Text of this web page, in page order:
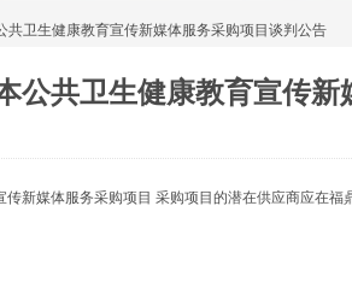
共卫生健康教育宣传新媒体服务采购项目谈判公告
公共卫生健康教育宣传
新媒体服务采购项目 采购项目的潜在供应商应在